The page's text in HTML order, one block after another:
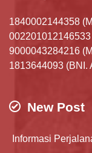
1840002144358
9000043284216
1813644093 (BNI.
New Post
Informasi